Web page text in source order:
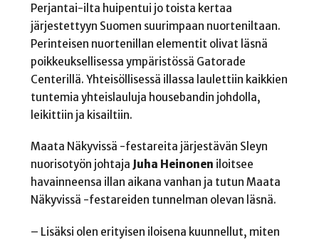
Perjantai-ilta huipentui jo toista kertaa
järjestettyyn Suomen suurimpaan nuorteniltaan.
Perinteisen nuortenillan elementit olivat läsnä
poikkeuksellisessa ympäristössä Gatorade
Centerillä. Yhteisöllisessä illassa laulettiin kaikkien
tuntemia yhteislauluja housebandin johdolla,
leikittiin ja kisailtiin.
Maata Näkyvissä -festareita järjestävän Sleyn
nuorisotyön johtaja Juha Heinonen iloitsee
havainneensa illan aikana vanhan ja tutun Maata
Näkyvissä -festareiden tunnelman olevan läsnä.
– Lisäksi olen erityisen iloisena kuunnellut, miten